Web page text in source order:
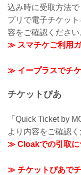
込み時に受取方法
プリで電子チケッ
容をご確認ください
≫ スマチケご利用ガ
≫ イープラスでチ
チケットぴあ
「Quick Ticket by
より内容をご確認く
≫ Cloakでの引取に
≫ チケットぴあで